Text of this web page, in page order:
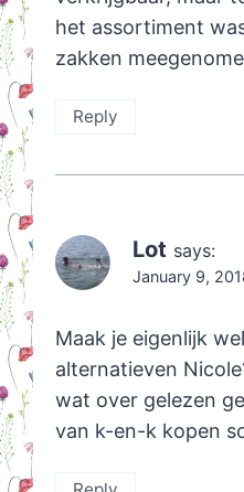
het assortiment
zakken
Reply
Lot says:
January 9,
Maak je eigenlijk
alternatieven
wat over gelezen
van k-en-k kopen